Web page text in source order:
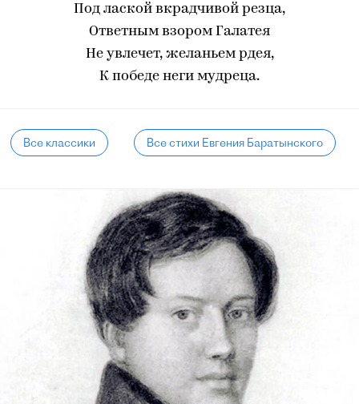
Под лаской вкрадчивой резца,
Ответным взором Галатея
Не увлечет, желаньем рдея,
К победе неги мудреца.
Все классики Все стихи Евгения Баратынского